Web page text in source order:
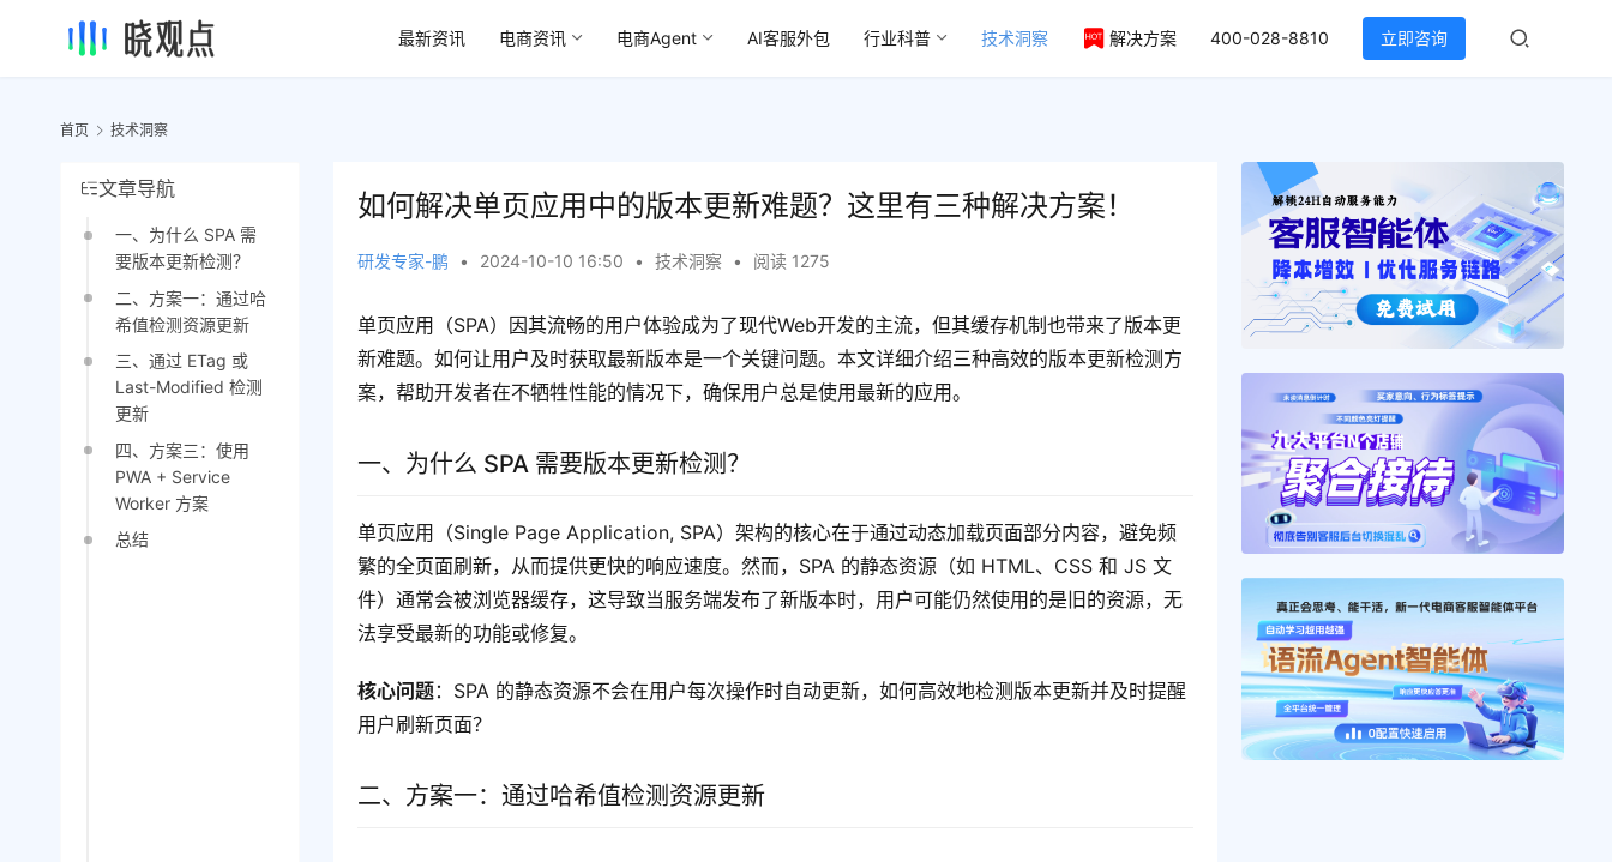
最新资讯 电商资讯 电商Agent AI客服外包 行业科普 技术洞察 解决方案 400-028-8810 立即咨询
首页 技术洞察
文章导航
一、为什么 SPA 需
要版本更新检测？
二、方案一：通过哈
希值检测资源更新
三、通过 ETag 或
Last-Modified 检测
更新
四、方案三：使用
PWA + Service
Worker 方案
总结
如何解决单页应用中的版本更新难题？这里有三种解决方案！
研发专家-鹏 • 2024-10-10 16:50 • 技术洞察 • 阅读 1275
单页应用（SPA）因其流畅的用户体验成为了现代Web开发的主流，但其缓存机制也带来了版本更
新难题。如何让用户及时获取最新版本是一个关键问题。本文详细介绍三种高效的版本更新检测方
案，帮助开发者在不牺牲性能的情况下，确保用户总是使用最新的应用。
一、为什么 SPA 需要版本更新检测？
单页应用（Single Page Application, SPA）架构的核心在于通过动态加载页面部分内容，避免频
繁的全页面刷新，从而提供更快的响应速度。然而，SPA 的静态资源（如 HTML、CSS 和 JS 文
件）通常会被浏览器缓存，这导致当服务端发布了新版本时，用户可能仍然使用的是旧的资源，无
法享受最新的功能或修复。
核心问题：SPA 的静态资源不会在用户每次操作时自动更新，如何高效地检测版本更新并及时提醒
用户刷新页面？
二、方案一：通过哈希值检测资源更新